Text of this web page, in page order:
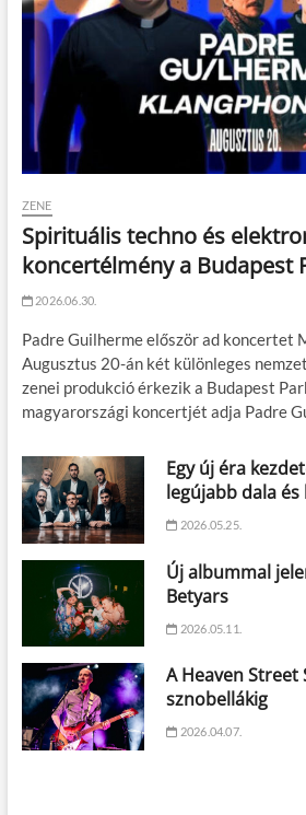
ZENE
Spirituális techno és
koncertélmény a Budapest
2026.06.30.
Padre Guilherme először ad koncertet
Augusztus 20-án két különleges
zenei produkció érkezik a Budapest
magyarországi koncertjét adja Padre
Egy új éra
legújabb dala és
2026.05.25.
Új albummal
Betyars
2026.05.11.
A Heaven Street
sznobellákig
2026.04.07.